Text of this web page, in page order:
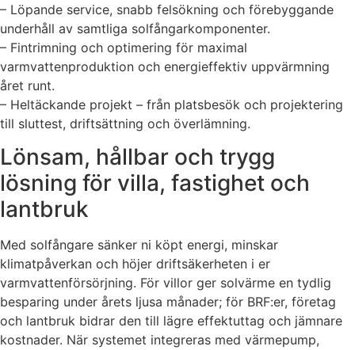
– Löpande service, snabb felsökning och förebyggande
underhåll av samtliga solfångarkomponenter.
– Fintrimning och optimering för maximal
varmvattenproduktion och energieffektiv uppvärmning
året runt.
– Heltäckande projekt – från platsbesök och projektering
till sluttest, driftsättning och överlämning.
Lönsam, hållbar och trygg
lösning för villa, fastighet och
lantbruk
Med solfångare sänker ni köpt energi, minskar
klimatpåverkan och höjer driftsäkerheten i er
varmvattenförsörjning. För villor ger solvärme en tydlig
besparing under årets ljusa månader; för BRF:er, företag
och lantbruk bidrar den till lägre effektuttag och jämnare
kostnader. När systemet integreras med värmepump,